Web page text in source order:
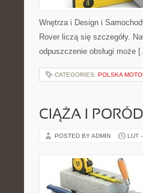
Wnętrza i Design i
Rover liczą się szczegóły.
odpuszczenie obsługi może
CATEGORIES: POLSKA
CIĄŻA I PORÓD
POSTED BY ADMIN LUT